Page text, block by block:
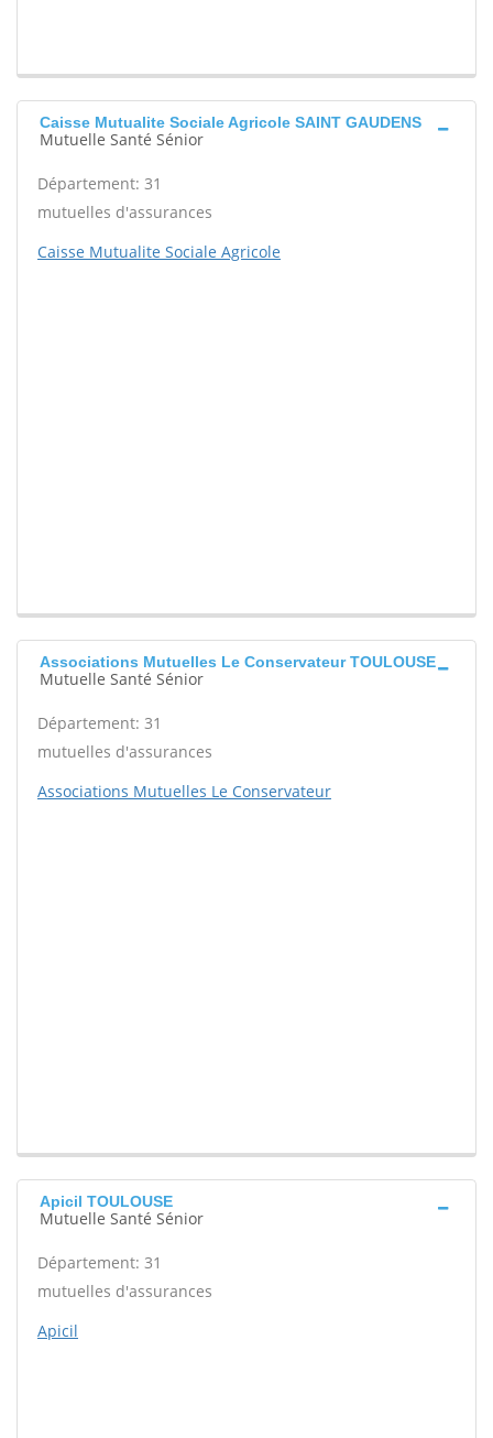
Caisse Mutualite Sociale Agricole SAINT GAUDENS
Mutuelle Santé Sénior
Département: 31
mutuelles d'assurances
Caisse Mutualite Sociale Agricole
Associations Mutuelles Le Conservateur TOULOUSE
Mutuelle Santé Sénior
Département: 31
mutuelles d'assurances
Associations Mutuelles Le Conservateur
Apicil TOULOUSE
Mutuelle Santé Sénior
Département: 31
mutuelles d'assurances
Apicil